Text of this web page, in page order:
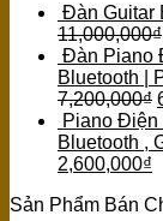
Đàn Guitar
11,000,000₫
Đàn Piano
Bluetooth |
7,200,000₫
Piano Điện
Bluetooth ,
2,600,000₫
Sản Phẩm Bán